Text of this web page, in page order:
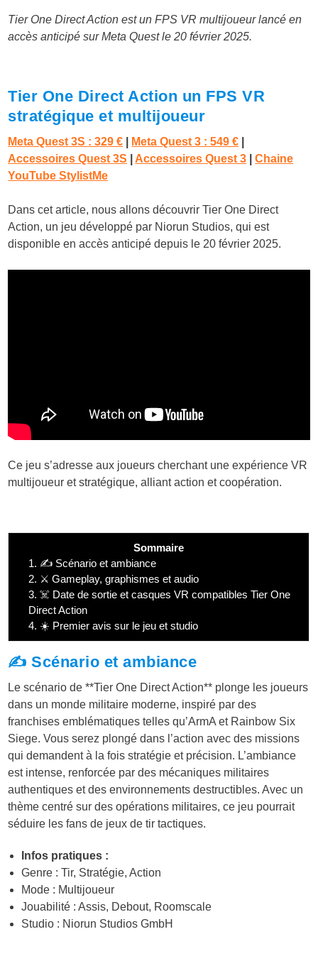
Tier One Direct Action est un FPS VR multijoueur lancé en
accès anticipé sur Meta Quest le 20 février 2025.
Tier One Direct Action un FPS VR
stratégique et multijoueur
Meta Quest 3S : 329 € Meta Quest 3 : 549 €
Accessoires Quest 3S
Accessoires Quest 3 |Chaine
YouTube StylistMe
Dans cet article, nous allons découvrir Tier One Direct
Action, un jeu développé par Niorun Studios, qui est
disponible en accès anticipé depuis le 20 février 2025.
Ce jeu s’adresse aux joueurs cherchant une expérience VR
multijoueur et stratégique, alliant action et coopération.
Sommaire
1. ✍️ Scénario et ambiance
2. ⚔️ Gameplay, graphismes et audio
3. ☠️ Date de sortie et casques VR compatibles Tier One
Direct Action
4. ☀️ Premier avis sur le jeu et studio
✍️ Scénario et ambiance
Le scénario de **Tier One Direct Action** plonge les joueurs
dans un monde militaire moderne, inspiré par des
franchises emblématiques telles qu’ArmA et Rainbow Six
Siege. Vous serez plongé dans l’action avec des missions
qui demandent à la fois stratégie et précision. L’ambiance
est intense, renforcée par des mécaniques militaires
authentiques et des environnements destructibles. Avec un
thème centré sur des opérations militaires, ce jeu pourrait
séduire les fans de jeux de tir tactiques.
Infos pratiques :
Genre : Tir, Stratégie, Action
Mode : Multijoueur
Jouabilité : Assis, Debout, Roomscale
Studio : Niorun Studios GmbH